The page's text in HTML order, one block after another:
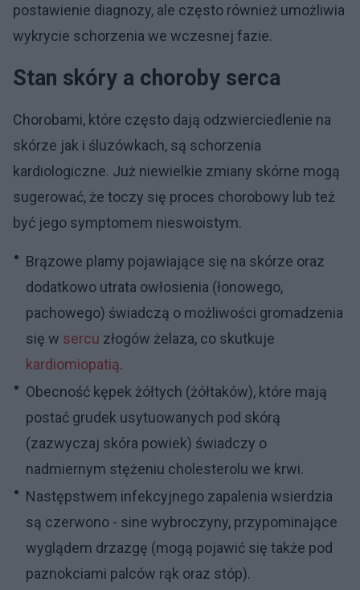
postawienie diagnozy, ale często również umożliwia
wykrycie schorzenia we wczesnej fazie.
Stan skóry a choroby serca
Chorobami, które często dają odzwierciedlenie na
skórze jak i śluzówkach, są schorzenia
kardiologiczne. Już niewielkie zmiany skórne mogą
sugerować, że toczy się proces chorobowy lub też
być jego symptomem nieswoistym.
Brązowe plamy pojawiające się na skórze oraz
dodatkowo utrata owłosienia (łonowego,
pachowego) świadczą o możliwości gromadzenia
się w sercu złogów żelaza, co skutkuje
kardiomiopatią.
Obecność kępek żółtych (żółtaków), które mają
postać grudek usytuowanych pod skórą
(zazwyczaj skóra powiek) świadczy o
nadmiernym stężeniu cholesterolu we krwi.
Następstwem infekcyjnego zapalenia wsierdzia
są czerwono - sine wybroczyny, przypominające
wyglądem drzazgę (mogą pojawić się także pod
paznokciami palców rąk oraz stóp).